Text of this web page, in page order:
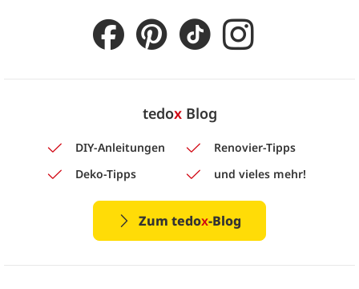
tedoxBlog
DIY-Anleitungen
Renovier-Tipps
Deko-Tipps
und vieles mehr!
Zum tedox-Blog